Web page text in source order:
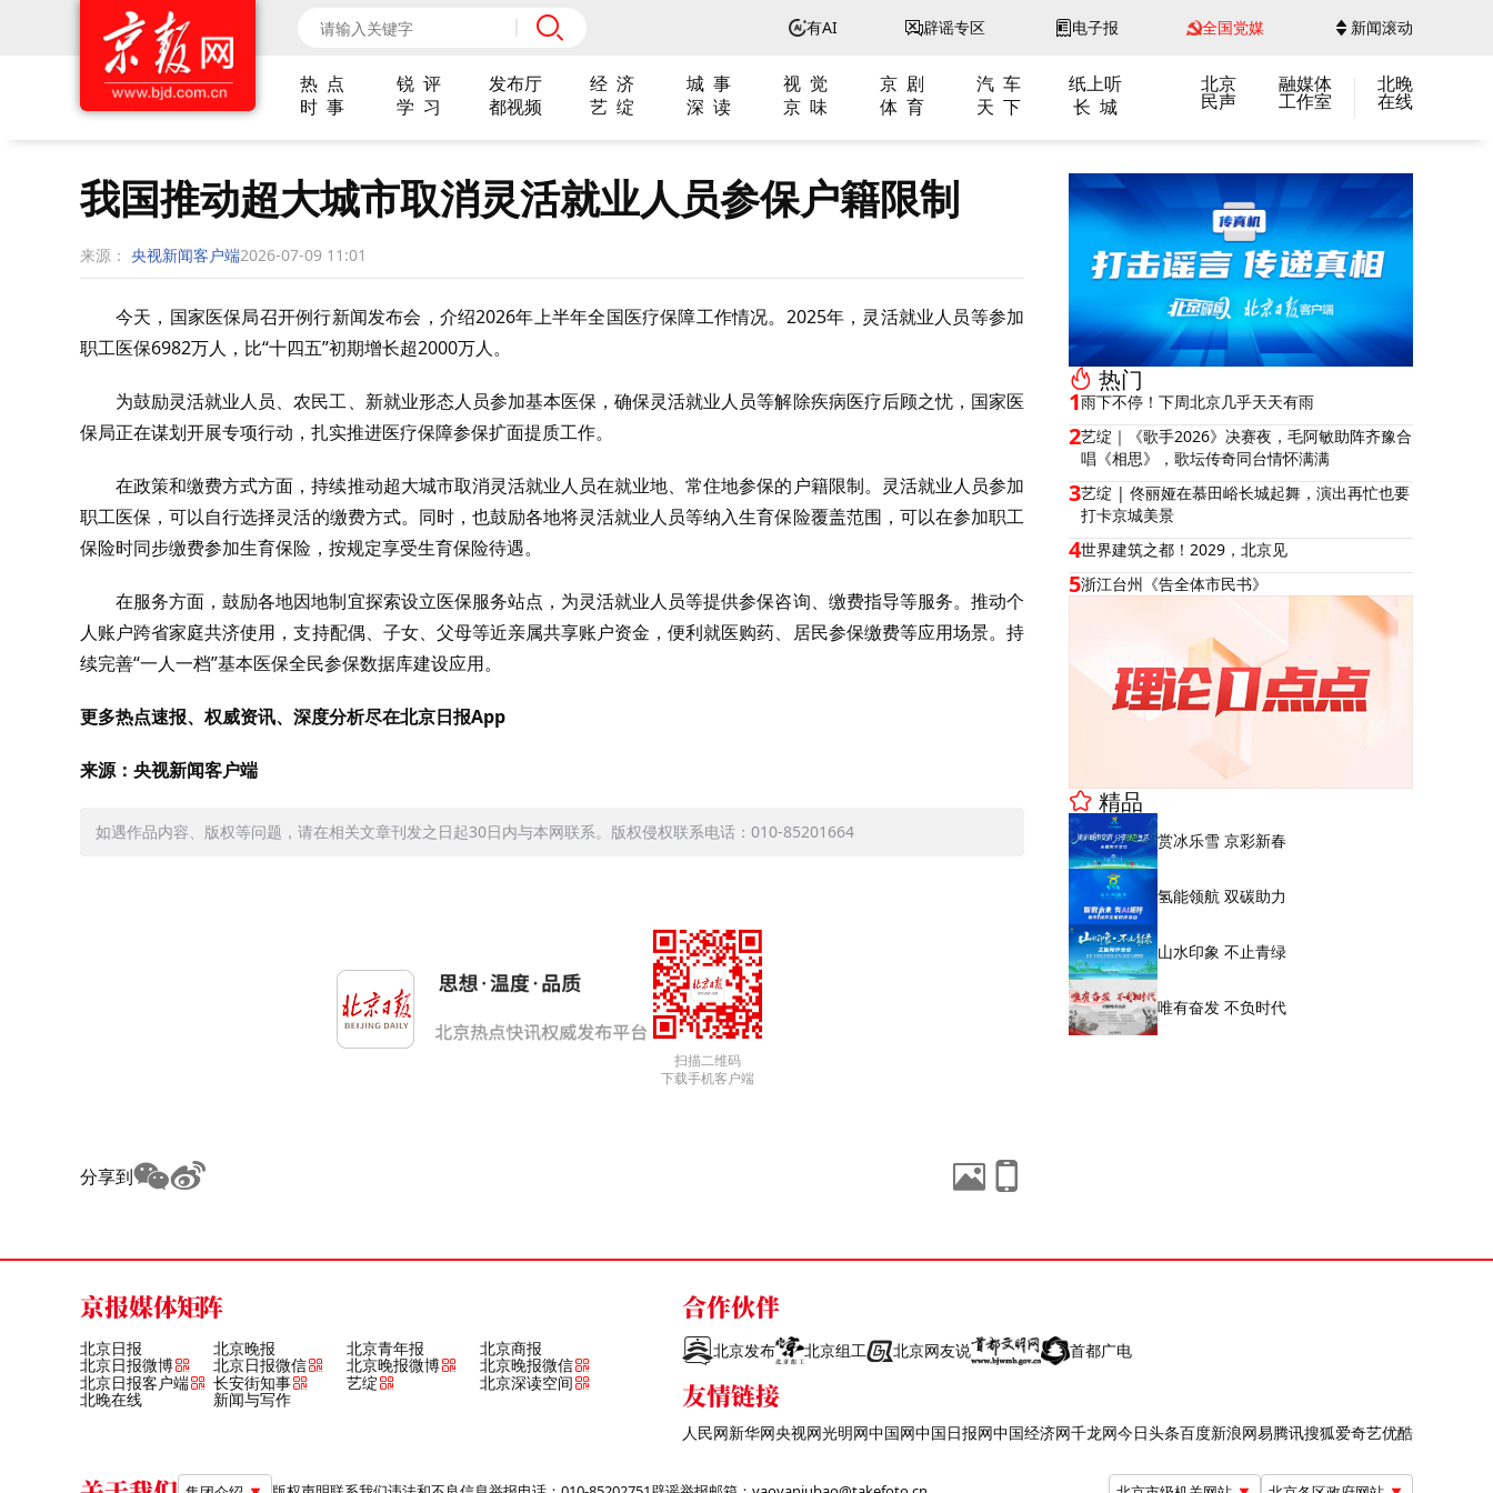
有AI 辟谣专区 电子报 全国党媒 新闻滚动
热 点 锐 评 发布厅 经 济 城 事 视 觉 京 剧 汽 车
纸上听
时 事
学 习 都视频 艺 绽 深 读 京 味 体 育 天 下 长 城
北京
民声
融媒体
工作室
北晚
在线
我国推动超大城市取消灵活就业人员参保户籍限制
来源： 央视新闻客户端2026-07-09 11:01
今天，国家医保局召开例行新闻发布会，介绍2026年上半年全国医疗保障工作情况。2025年，灵活就业人员等参加
职工医保6982万人，比“十四五”初期增长超2000万人。
为鼓励灵活就业人员、农民工、新就业形态人员参加基本医保，确保灵活就业人员等解除疾病医疗后顾之忧，国家医
保局正在谋划开展专项行动，扎实推进医疗保障参保扩面提质工作。
在政策和缴费方式方面，持续推动超大城市取消灵活就业人员在就业地、常住地参保的户籍限制。灵活就业人员参加
职工医保，可以自行选择灵活的缴费方式。同时，也鼓励各地将灵活就业人员等纳入生育保险覆盖范围，可以在参加职工
保险时同步缴费参加生育保险，按规定享受生育保险待遇。
在服务方面，鼓励各地因地制宜探索设立医保服务站点，为灵活就业人员等提供参保咨询、缴费指导等服务。推动个
人账户跨省家庭共济使用，支持配偶、子女、父母等近亲属共享账户资金，便利就医购药、居民参保缴费等应用场景。持
续完善“一人一档”基本医保全民参保数据库建设应用。
更多热点速报、权威资讯、深度分析尽在北京日报App
来源：央视新闻客户端
如遇作品内容、版权等问题，请在相关文章刊发之日起30日内与本网联系。版权侵权联系电话：010-85201664
扫描二维码
下载手机客户端
分享到
热门
1雨下不停！下周北京几乎天天有雨
2艺绽｜《歌手2026》决赛夜，毛阿敏助阵齐豫合
唱《相思》，歌坛传奇同台情怀满满
3艺绽 | 佟丽娅在慕田峪长城起舞，演出再忙也要
打卡京城美景
4世界建筑之都！2029，北京见
5浙江台州《告全体市民书》
精品
赏冰乐雪 京彩新春
氢能领航 双碳助力
山水印象 不止青绿
唯有奋发 不负时代
京报媒体矩阵
北京日报 北京晚报 北京青年报 北京商报
北京日报微博 北京日报微信 北京晚报微博
北京晚报微信
北京日报客户端
长安街知事 艺绽 北京深读空间
北晚在线 新闻与写作
合作伙伴
北京发布 北京组工 北京网友说 首都广电
友情链接
人民网新华网央视网光明网中国网中国日报网中国经济网千龙网今日头条百度新浪网易腾讯搜狐爱奇艺优酷